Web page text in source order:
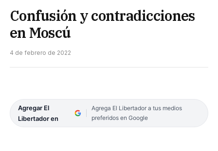
Confusión y contradicciones
en Moscú
4 de febrero de 2022
Agregar El
Libertador en
Agrega El Libertador a tus medios
preferidos en Google